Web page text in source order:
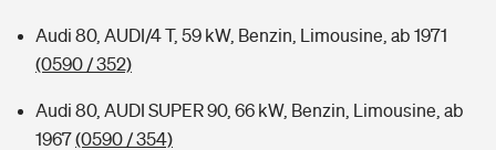
Audi 80, AUDI/4 T, 59 kW, Benzin, Limousine, ab 1971
(0590 / 352)
Audi 80, AUDI SUPER 90, 66 kW, Benzin, Limousine, ab
1967(0590 / 354)